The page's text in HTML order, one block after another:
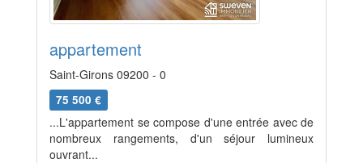
appartement
Saint-Girons 09200 - 0
75 500 €
...L'appartement se compose d'une entrée avec de
nombreux rangements, d'un séjour lumineux
ouvrant...